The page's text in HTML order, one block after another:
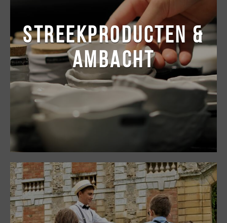
STREEKPRODUCTEN &
AMBACHT